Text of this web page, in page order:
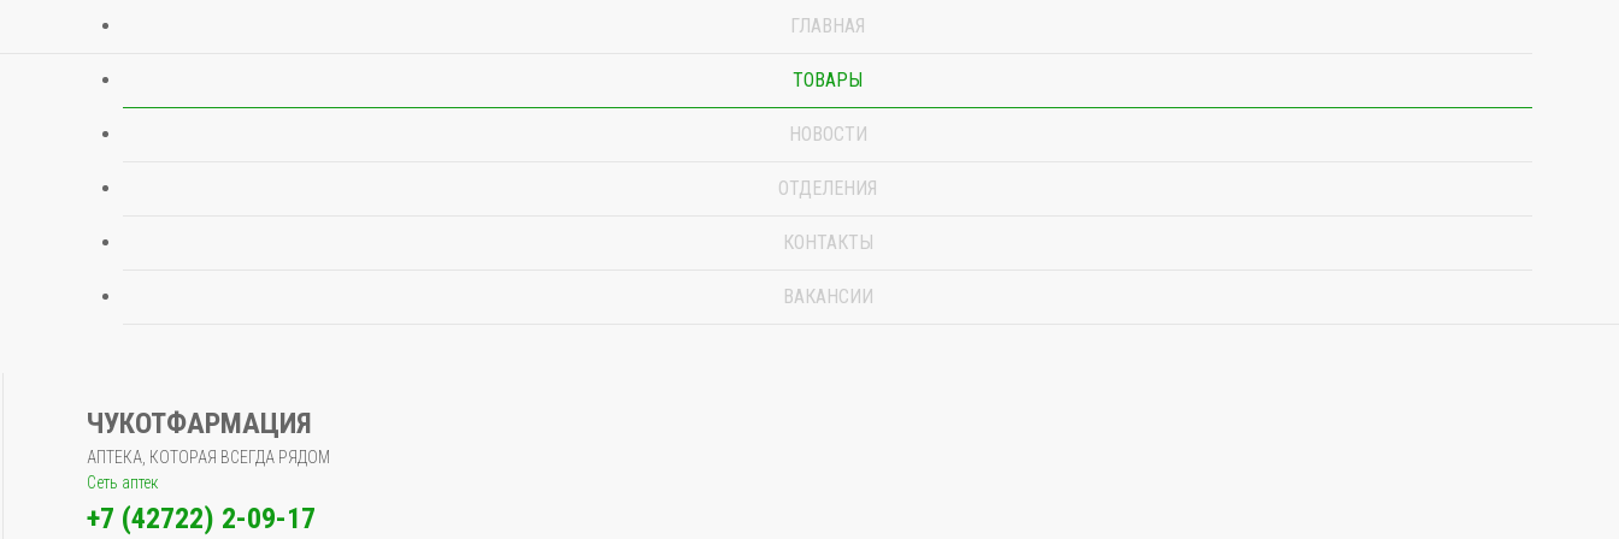
ГЛАВНАЯ
ТОВАРЫ
НОВОСТИ
ОТДЕЛЕНИЯ
КОНТАКТЫ
ВАКАНСИИ
ЧУКОТФАРМАЦИЯ
АПТЕКА, КОТОРАЯ ВСЕГДА РЯДОМ
Сеть аптек
+7 (42722) 2-09-17